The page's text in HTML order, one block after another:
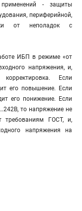
- защиты
периферийной,
от неполадок с
ИБП в режиме «от
напряжения, и,
Если
его повышение. Если
его понижение. Если
то напряжение не
требованиям ГОСТ, и,
напряжения на